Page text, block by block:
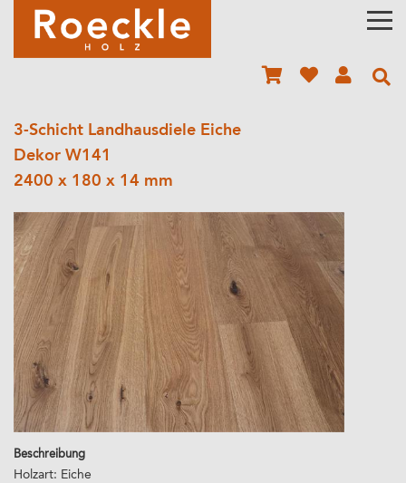
3-Schicht Landhausdiele Eiche
Dekor W141
2400 x 180 x 14 mm
Beschreibung
Holzart: Eiche